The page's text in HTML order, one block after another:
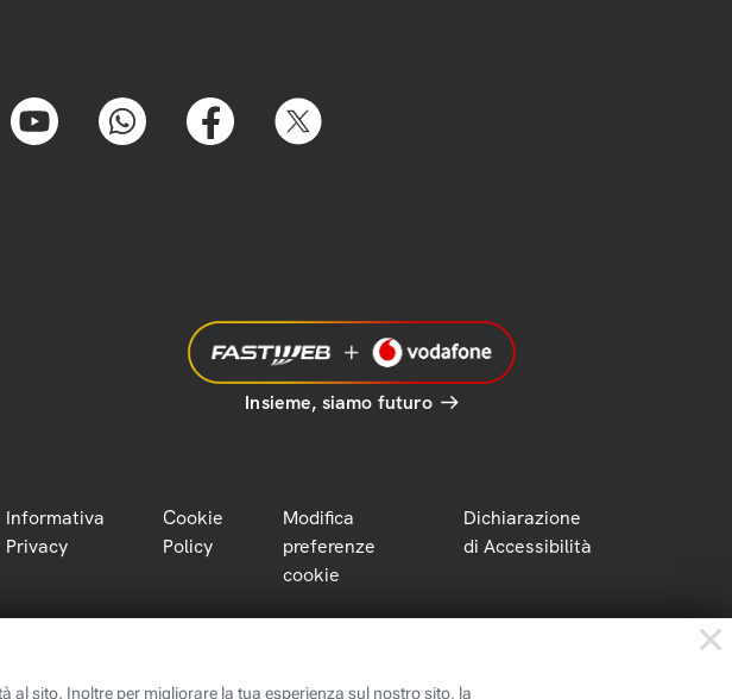
Insieme, siamo futuro
Informativa
Privacy
Cookie
Policy
Modifica
preferenze
cookie
Dichiarazione
di Accessibilità